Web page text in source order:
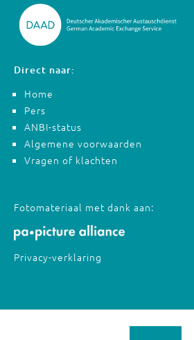
Direct naar:
Home
Pers
ANBI-status
Algemene voorwaarden
Vragen of klachten
Fotomateriaal met dank aan:
Privacy-verklaring